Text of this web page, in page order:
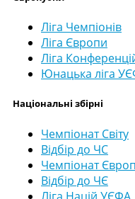
Ліга Чемпіонів
Ліга Європи
Ліга
Юнацька ліга
Національні збірні
Чемпіонат Світу
Відбір до ЧС
Чемпіонат
Відбір до ЧЄ